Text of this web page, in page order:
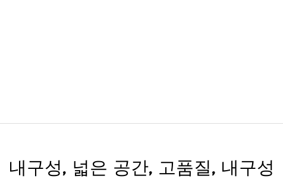
내구성, 넓은 공간, 고품질, 내구성